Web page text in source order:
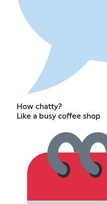
How chatty?
Like a busy coffee shop